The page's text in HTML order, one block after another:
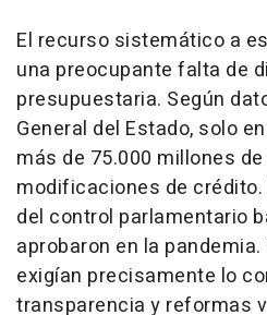
El recurso sistemático a
una preocupante falta de
presupuestaria. Según
General del Estado, solo
más de 75.000 millones
modificaciones de crédito.
del control parlamentario
aprobaron en la
exigían precisamente lo
transparencia y reformas